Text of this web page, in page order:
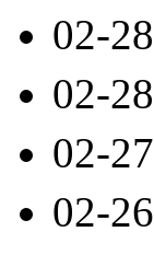
02-28
02-28
02-27
02-26